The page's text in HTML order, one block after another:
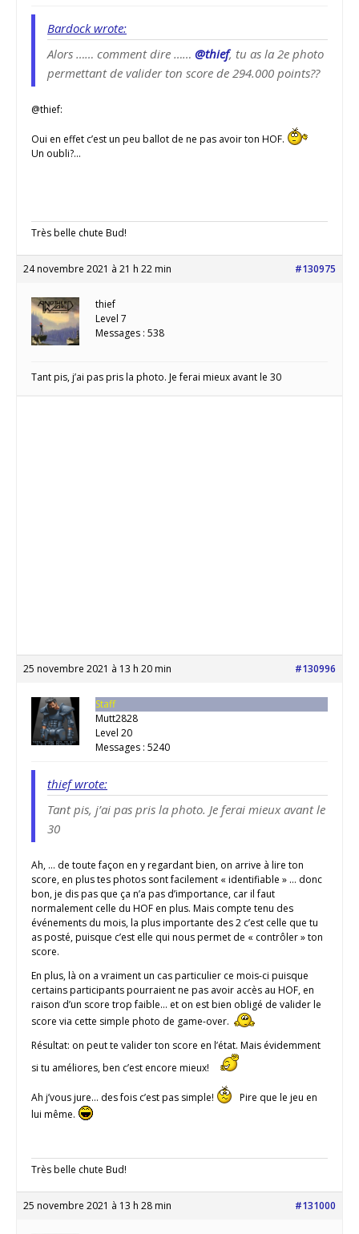
Bardock wrote:
Alors …… comment dire …… @thief, tu as la 2e photo
permettant de valider ton score de 294.000 points??
@thief:
Oui en effet c’est un peu ballot de ne pas avoir ton HOF.
Un oubli?…
Très belle chute Bud!
24 novembre 2021 à 21 h 22 min #130975
thief
Level 7
Messages : 538
Tant pis, j’ai pas pris la photo. Je ferai mieux avant le 30
25 novembre 2021 à 13 h 20 min #130996
Staff
Mutt2828
Level 20
Messages : 5240
thief wrote:
Tant pis, j’ai pas pris la photo. Je ferai mieux avant le
30
Ah, … de toute façon en y regardant bien, on arrive à lire ton
score, en plus tes photos sont facilement « identifiable » … donc
bon, je dis pas que ça n’a pas d’importance, car il faut
normalement celle du HOF en plus. Mais compte tenu des
événements du mois, la plus importante des 2 c’est celle que tu
as posté, puisque c’est elle qui nous permet de « contrôler » ton
score.
En plus, là on a vraiment un cas particulier ce mois-ci puisque
certains participants pourraient ne pas avoir accès au HOF, en
raison d’un score trop faible… et on est bien obligé de valider le
score via cette simple photo de game-over.
Résultat: on peut te valider ton score en l’état. Mais évidemment
si tu améliores, ben c’est encore mieux!
Ah j’vous jure… des fois c’est pas simple!
Pire que le jeu en
lui même.
Très belle chute Bud!
25 novembre 2021 à 13 h 28 min #131000